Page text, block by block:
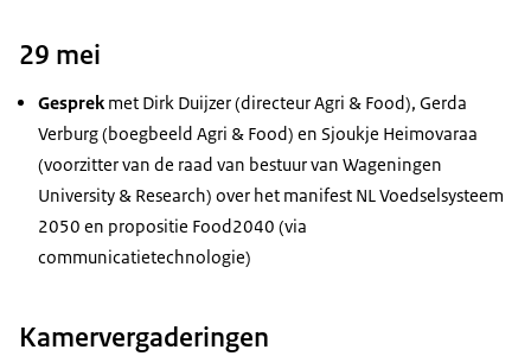
29 mei
Gesprek met Dirk Duijzer (directeur Agri & Food), Gerda
Verburg (boegbeeld Agri & Food) en Sjoukje Heimovaraa
(voorzitter van de raad van bestuur van Wageningen
University & Research) over het manifest NL Voedselsysteem
2050 en propositie Food2040 (via
communicatietechnologie)
Kamervergaderingen